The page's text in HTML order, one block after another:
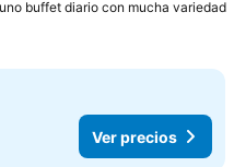
buffet diario con mucha variedad
Ver precios